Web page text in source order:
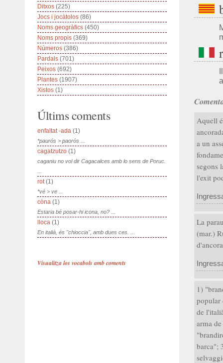
Aquell
a un
segons
l'exit
La
(mar.)
1)
popular
de
arma
barca";
Ditxos (225)
Jocs i jocàtolos (86)
Noms geogràfics (450)
Noms propis (369)
Números (386)
Pardals (701)
Peixos (692)
Plantes (1907)
Xistos (1)
Últims coments
enfaltat -ada (1)
*paurós > paorós ...
cagatzutzo (1)
caganiu no vol dir Cagacalces amb lo sens de Poruc.
rot(1)
*vé > ve ...
còna (1)
Estaria bé posar-hi icona, no? ...
lloca (1)
En italià, és "chioccia", amb dues ces. ...
Visualitza los vocabols amb coments